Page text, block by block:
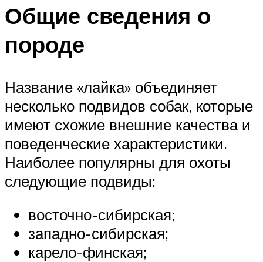
Общие сведения о
породе
Название «лайка» объединяет
несколько подвидов собак, которые
имеют схожие внешние качества и
поведенческие характеристики.
Наиболее популярны для охоты
следующие подвиды:
восточно-сибирская;
западно-сибирская;
карело-финская;